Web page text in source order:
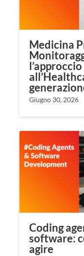
Medicina
Giugno 30, 2026
Coding
software:
agire